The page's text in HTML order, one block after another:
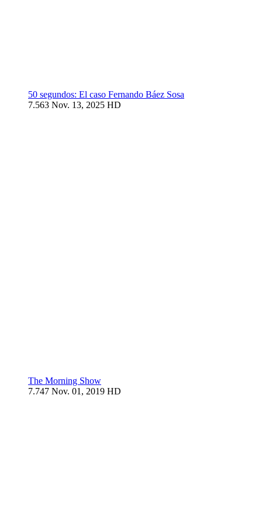
50 segundos: El caso Fernando Báez Sosa
7.563 Nov. 13, 2025 HD
The Morning Show
7.747 Nov. 01, 2019 HD